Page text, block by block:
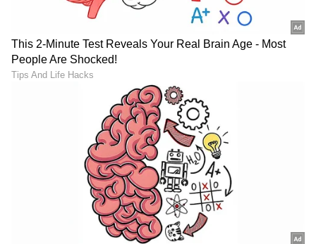
ಅಮೇಜಾನ್ ಫ್ರೀಡಂ ಸೇಲ್‌ನಲ್ಲಿ
ಭರ್ಜರಿ ಡಿಸ್ಕೌಂಟ್; ಬೆಲೆ,
ರಿಯಾಯಿತಿ ವಿವರ ಇಲ್ಲಿದೆ
Mobile: ಪವರ್‌ಬ್ಯಾಂಕ್ ಹಂಗೇ
ಇಲ್ಲ! ಒಂದೇ ಚಾರ್ಜ್‌ಗೆ 3 ದಿನ
ಬಾಳಿಕೆ ಬರೋ ಧಮಾಕಾ 5G
ಟೈಪ್ ಸಿ ಚಾರ್ಜರ್ ಹೊಂದಿರೋ
ಈ ಫೋನ್ ಸಾವಿರಕ್ಕಿಂತ ಕಡಿಮೆ
Iphone ಪ್ರಿಯರಿಗೆ ಭರ್ಜರಿ
ಆಫರ್: ಐಫೋನ್ 17 ಪ್ರೋ
ಬೆಲೆಯಲ್ಲಿ ಭಾರಿ ಇಳಿಕೆ;
ಬರೋಬ್ಬರಿ ₹17,000 ಉಳಿತಾಯ!